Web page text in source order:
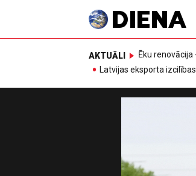
AKTUĀLI Ēku renovācija
Latvijas eksporta izcilības